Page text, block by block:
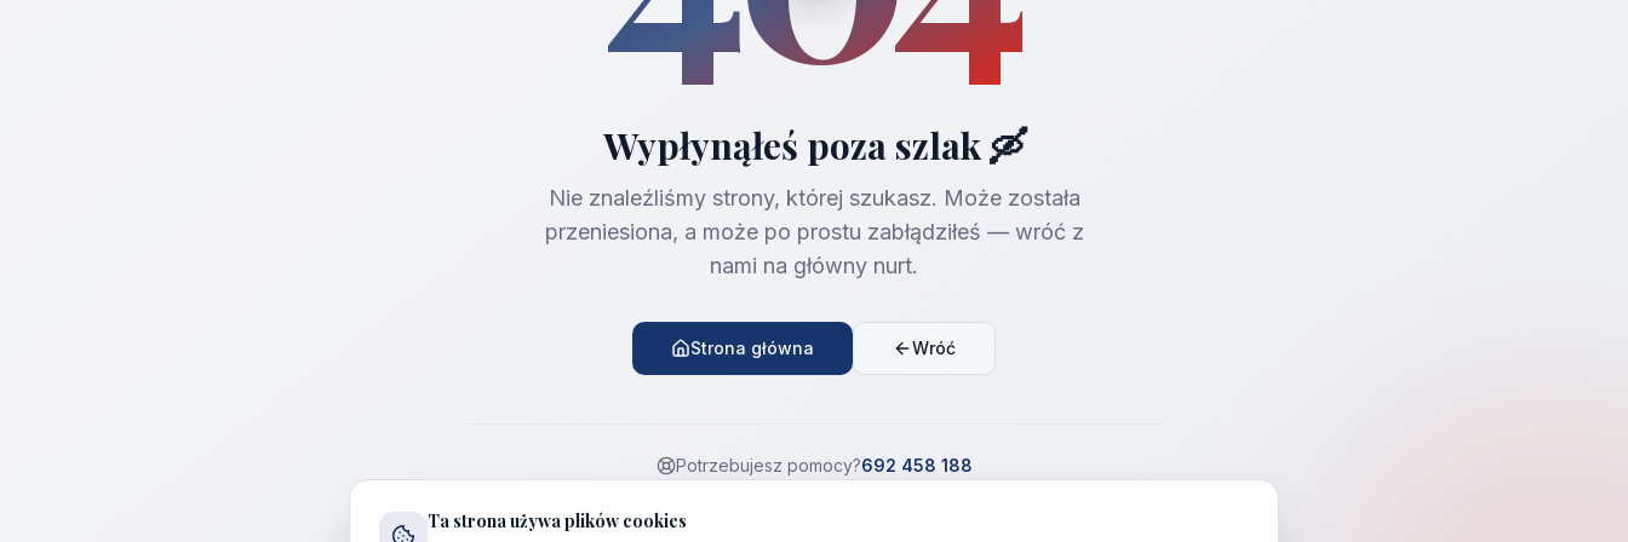
Wypłynąłeś poza szlak 🛶
Nie znaleźliśmy strony, której szukasz. Może została
przeniesiona, a może po prostu zabłądziłeś — wróć z
nami na główny nurt.
Strona główna Wróć
Potrzebujesz pomocy?692 458 188
Ta strona używa plików cookies